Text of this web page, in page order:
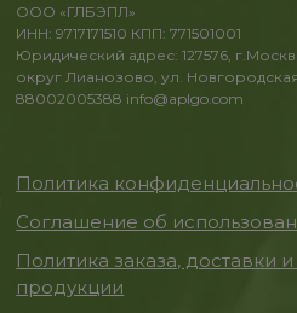
ООО «ГЛБЭПЛ»
ИНН: 9717171510 КПП: 771501001
Юридический адрес: 127576,
округ Лианозово, ул. Новгородская,
88002005388 info@aplgo.com
Политика
Соглашение об
Политика заказа, доставки
продукции